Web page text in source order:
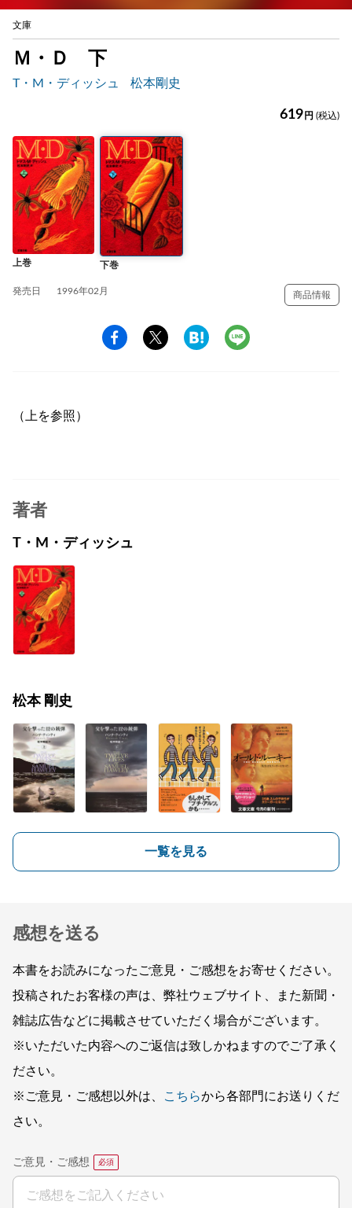
文庫
Ｍ・Ｄ 下
T・M・ディッシュ 松本剛史
619 円 (税込)
上巻 下巻
発売日 1996年02月 商品情報
（上を参照）
著者
T・M・ディッシュ
松本 剛史
一覧を見る
感想を送る
本書をお読みになったご意見・ご感想をお寄せください。
投稿されたお客様の声は、弊社ウェブサイト、また新聞・
雑誌広告などに掲載させていただく場合がございます。
※いただいた内容へのご返信は致しかねますのでご了承く
ださい。
※ご意見・ご感想以外は、
こちらから各部門にお送りくだ
さい。
ご意見・ご感想